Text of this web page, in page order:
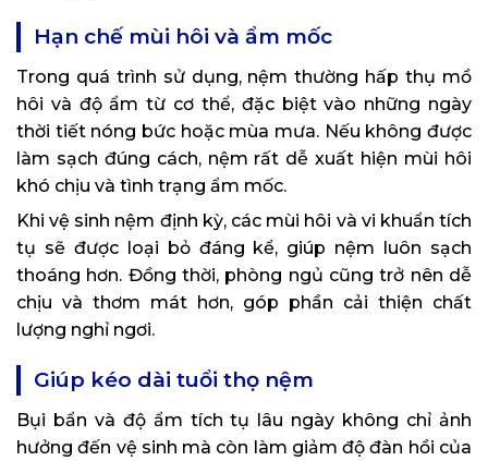
Hạn chế mùi hôi và ẩm mốc
Trong quá trình sử dụng, nệm thường hấp thụ mồ
hôi và độ ẩm từ cơ thể, đặc biệt vào những ngày
thời tiết nóng bức hoặc mùa mưa. Nếu không được
làm sạch đúng cách, nệm rất dễ xuất hiện mùi hôi
khó chịu và tình trạng ẩm mốc.
Khi vệ sinh nệm định kỳ, các mùi hôi và vi khuẩn tích
tụ sẽ được loại bỏ đáng kể, giúp nệm luôn sạch
thoáng hơn. Đồng thời, phòng ngủ cũng trở nên dễ
chịu và thơm mát hơn, góp phần cải thiện chất
lượng nghỉ ngơi.
Giúp kéo dài tuổi thọ nệm
Bụi bẩn và độ ẩm tích tụ lâu ngày không chỉ ảnh
hưởng đến vệ sinh mà còn làm giảm độ đàn hồi của